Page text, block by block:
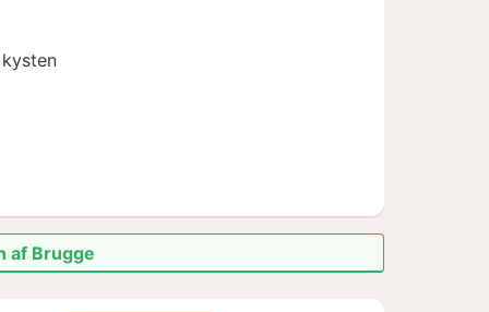
af Brugge